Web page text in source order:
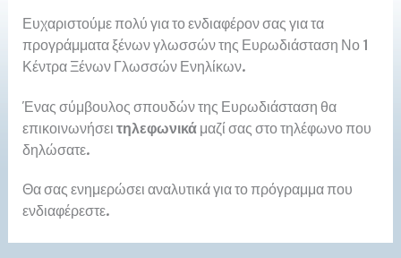
Ευχαριστούμε πολύ για το ενδιαφέρον σας για τα
προγράμματα ξένων γλωσσών της Ευρωδιάσταση Νο 1
Κέντρα Ξένων Γλωσσών Ενηλίκων.
Ένας σύμβουλος σπουδών της Ευρωδιάσταση θα
επικοινωνήσει τηλεφωνικάμαζί σας στο τηλέφωνο που
δηλώσατε.
Θα σας ενημερώσει αναλυτικά για το πρόγραμμα που
ενδιαφέρεστε.